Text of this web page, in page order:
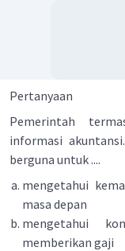
Pertanyaan
Pemerintah
informasi
berguna untuk ....
mengetahui
masa depan
mengetahui
memberikan gaji